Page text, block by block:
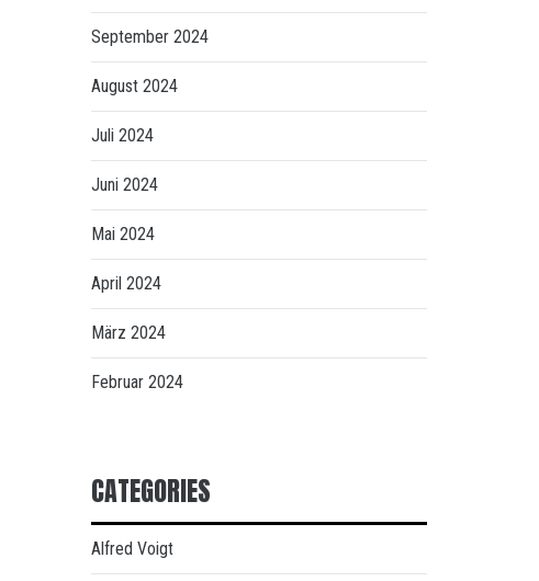
September 2024
August 2024
Juli 2024
Juni 2024
Mai 2024
April 2024
März 2024
Februar 2024
CATEGORIES
Alfred Voigt